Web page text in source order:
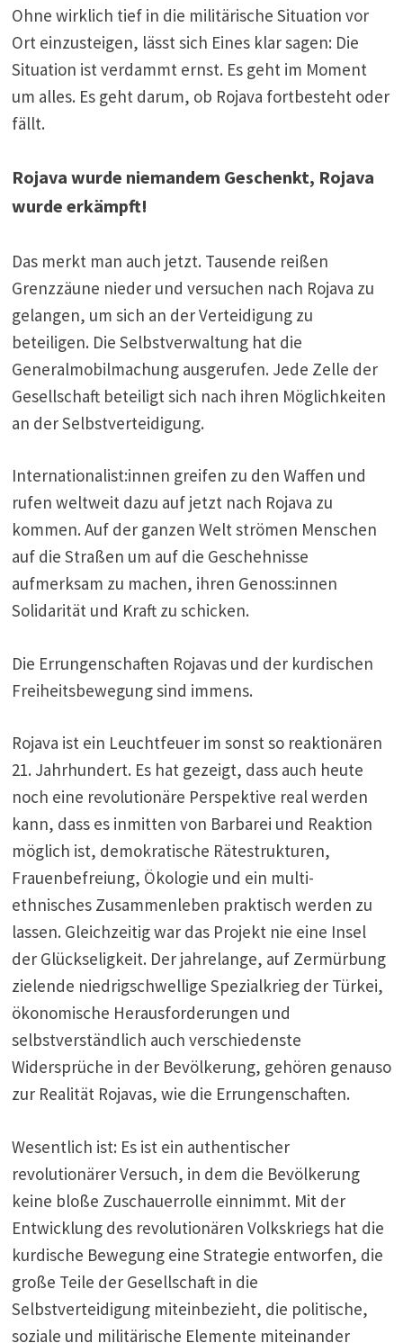
Ohne wirklich tief in die militärische Situation vor
Ort einzusteigen, lässt sich Eines klar sagen: Die
Situation ist verdammt ernst. Es geht im Moment
um alles. Es geht darum, ob Rojava fortbesteht oder
fällt.
Rojava wurde niemandem Geschenkt, Rojava
wurde erkämpft!
Das merkt man auch jetzt. Tausende reißen
Grenzzäune nieder und versuchen nach Rojava zu
gelangen, um sich an der Verteidigung zu
beteiligen. Die Selbstverwaltung hat die
Generalmobilmachung ausgerufen. Jede Zelle der
Gesellschaft beteiligt sich nach ihren Möglichkeiten
an der Selbstverteidigung.
Internationalist:innen greifen zu den Waffen und
rufen weltweit dazu auf jetzt nach Rojava zu
kommen. Auf der ganzen Welt strömen Menschen
auf die Straßen um auf die Geschehnisse
aufmerksam zu machen, ihren Genoss:innen
Solidarität und Kraft zu schicken.
Die Errungenschaften Rojavas und der kurdischen
Freiheitsbewegung sind immens.
Rojava ist ein Leuchtfeuer im sonst so reaktionären
21. Jahrhundert. Es hat gezeigt, dass auch heute
noch eine revolutionäre Perspektive real werden
kann, dass es inmitten von Barbarei und Reaktion
möglich ist, demokratische Rätestrukturen,
Frauenbefreiung, Ökologie und ein multi-
ethnisches Zusammenleben praktisch werden zu
lassen. Gleichzeitig war das Projekt nie eine Insel
der Glückseligkeit. Der jahrelange, auf Zermürbung
zielende niedrigschwellige Spezialkrieg der Türkei,
ökonomische Herausforderungen und
selbstverständlich auch verschiedenste
Widersprüche in der Bevölkerung, gehören genauso
zur Realität Rojavas, wie die Errungenschaften.
Wesentlich ist: Es ist ein authentischer
revolutionärer Versuch, in dem die Bevölkerung
keine bloße Zuschauerrolle einnimmt. Mit der
Entwicklung des revolutionären Volkskriegs hat die
kurdische Bewegung eine Strategie entworfen, die
große Teile der Gesellschaft in die
Selbstverteidigung miteinbezieht, die politische,
soziale und militärische Elemente miteinander